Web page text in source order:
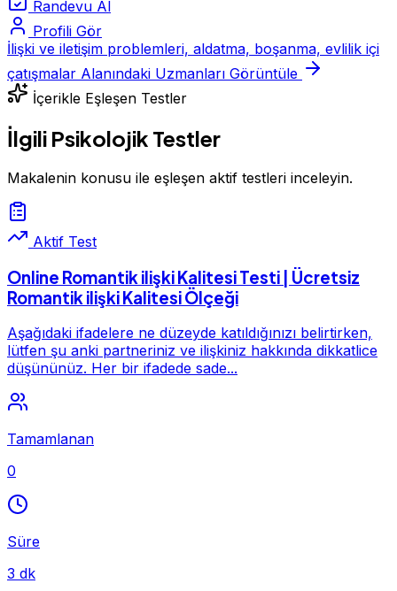
Randevu Al
Profili Gör
İlişki ve iletişim problemleri, aldatma, boşanma, evlilik içi
çatışmalar Alanındaki Uzmanları Görüntüle
İçerikle Eşleşen Testler
İlgili Psikolojik Testler
Makalenin konusu ile eşleşen aktif testleri inceleyin.
Aktif Test
Online Romantik ilişki Kalitesi Testi | Ücretsiz
Romantik ilişki Kalitesi Ölçeği
Aşağıdaki ifadelere ne düzeyde katıldığınızı belirtirken,
lütfen şu anki partneriniz ve ilişkiniz hakkında dikkatlice
düşününüz. Her bir ifadede sade...
Tamamlanan
0
Süre
3 dk